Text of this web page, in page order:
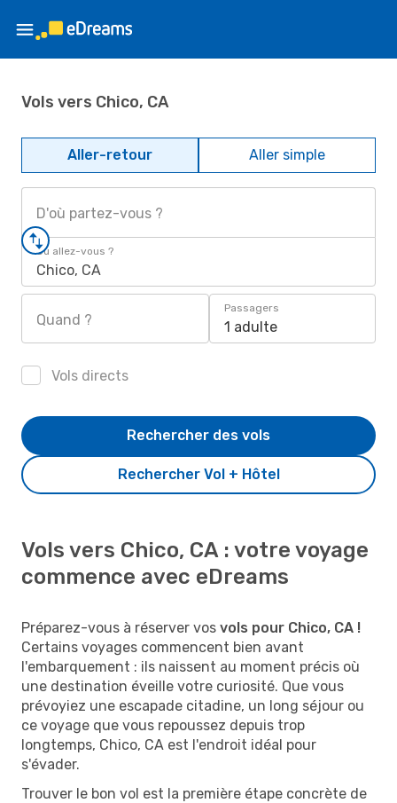
Vols vers Chico, CA
Aller-retour Aller simple
D'où partez-vous ?
Où allez-vous ?
Chico, CA
Quand ?
Passagers
1 adulte
Vols directs
Rechercher Vol + Hôtel
Rechercher des vols
Vols vers Chico, CA : votre voyage
commence avec eDreams
Préparez-vous à réserver vos vols pour Chico, CA !
Certains voyages commencent bien avant
l'embarquement : ils naissent au moment précis où
une destination éveille votre curiosité. Que vous
prévoyiez une escapade citadine, un long séjour ou
ce voyage que vous repoussez depuis trop
longtemps, Chico, CA est l'endroit idéal pour
s'évader.
Trouver le bon vol est la première étape concrète de